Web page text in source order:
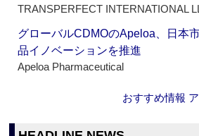
TRANSPERFECT INTERNATIONAL
グローバルCDMOのApeloa、日本
品イノベーションを推進
Apeloa Pharmaceutical
おすすめ情報